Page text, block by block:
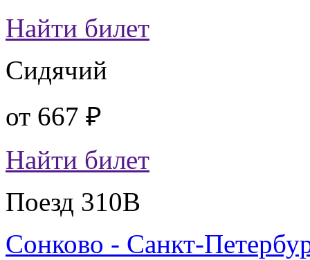
Найти билет
Сидячий
от 667 ₽
Найти билет
Поезд 310В
Сонково - Санкт-